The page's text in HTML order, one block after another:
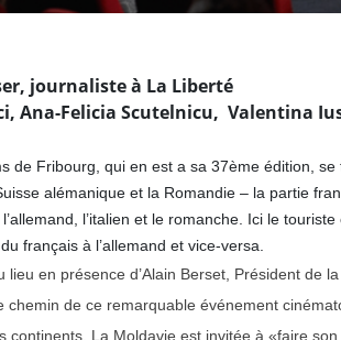
journaliste à La Liberté
Ana-Felicia Scutelnicu, Valentina
de Fribourg, qui en est a sa 37ème édition,
alémanique et la Romandie – la partie
l’italien et le romanche. Ici le
français à l’allemand et vice-versa.
lieu en présence d’Alain Berset, Président de
chemin de ce remarquable événement
continents. La Moldavie est invitée à «faire